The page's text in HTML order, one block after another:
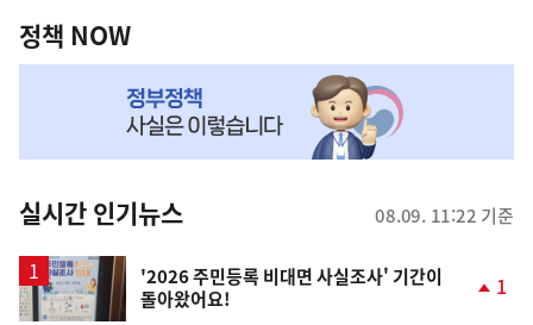
책
NOW,
뉴
스
정책 NOW
실시간 인기뉴스 08.09. 11:22 기준
'2026 주민등록 비대면 사실조사' 기간이
돌아왔어요!
1